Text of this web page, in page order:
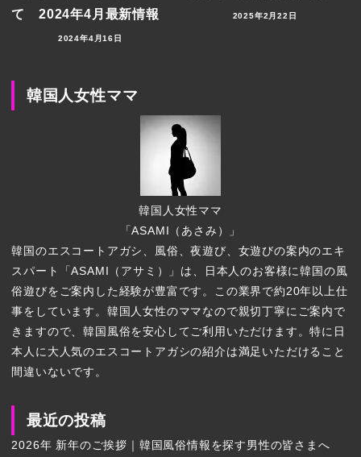
て 2024年4月最新情報
2024年4月16日
2025年2月22日
韓国人女性ママ
韓国人女性ママ
「ASAMI（あさみ）」
韓国のエスコートアガシ、風俗、夜遊び、女遊びの案内のエキ
スパート「ASAMI（アサミ）」は、日本人のお客様に韓国の風
俗遊びをご案内した経験が豊富です。この業界で約20年以上仕
事をしています。韓国人女性のママなので親切丁寧にご案内で
きますので、韓国風俗を安心してご利用いただけます。特に日
本人に大人気のエスコートアガシの紹介は満足いただけること
間違いないです。
最近の投稿
2026年 新年のご挨拶｜韓国風俗情報を探す男性の皆さまへ